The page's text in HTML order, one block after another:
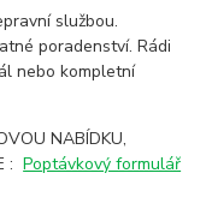
službou.
poradenství. Rádi
nebo kompletní
NABÍDKU,
:Poptávkový formulář